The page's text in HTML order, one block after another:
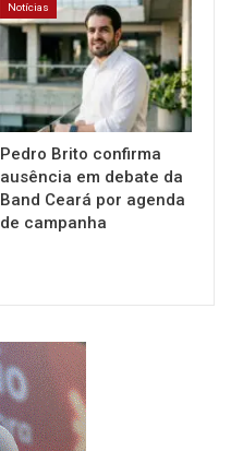
Notícias
Pedro Brito confirma
ausência em debate da
Band Ceará por agenda
de campanha